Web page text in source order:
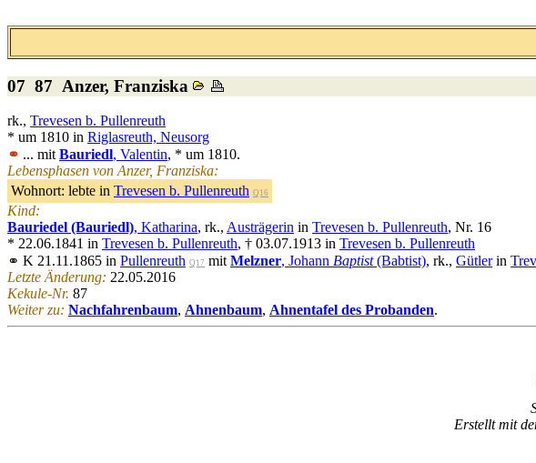
07 87 Anzer, Franziska
rk., Trevesen b. Pullenreuth
* um 1810 in Riglasreuth, Neusorg
⚭ ... mitBauriedl, Valentin, * um 1810.
Lebensphasen von Anzer, Franziska:
Wohnort: lebte in Trevesen b. Pullenreuth Q16
Kind:
Bauriedel (Bauriedl), Katharina, rk., Austrägerin in Trevesen b. Pullenreuth, Nr. 16
* 22.06.1841 in Trevesen b. Pullenreuth, † 03.07.1913 in Trevesen b. Pullenreuth
⚭ K 21.11.1865 in Pullenreuth Q17 mitMelzner, Johann Baptist(Babtist), rk., Gütlerin
Letzte Änderung: 22.05.2016
Kekule-Nr. 87
Weiter zu: Nachfahrenbaum, Ahnenbaum, Ahnentafel des Probanden.
Erstellt mit